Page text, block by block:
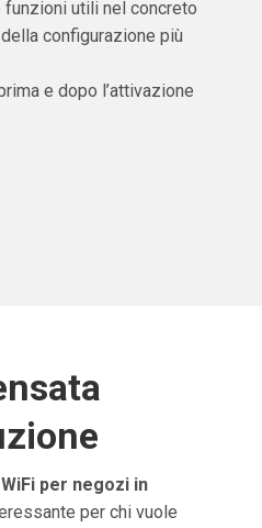
utili nel concreto
configurazione più
e dopo l’attivazione
per negozi in
per chi vuole